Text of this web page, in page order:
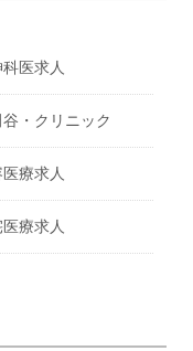
医求人
谷・クリニック
医療求人
療求人